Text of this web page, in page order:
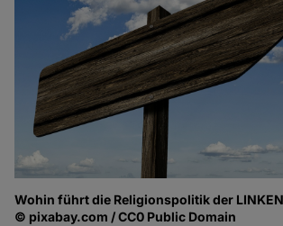
Wohin führt die Religionspolitik der
© pixabay.com / CC0 Public Domain